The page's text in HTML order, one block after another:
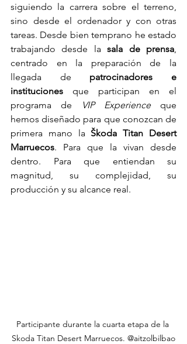
siguiendo la carrera sobre el terreno,
sino desde el ordenador y con otras
tareas. Desde bien temprano he estado
trabajando desde la sala de prensa,
centrado en la preparación de la
llegada de patrocinadores e
instituciones que participan en el
programa de
VIP Experience que
hemos diseñado para que conozcan de
primera mano la Škoda Titan Desert
Marruecos. Para que la vivan desde
dentro. Para que entiendan su
magnitud, su complejidad, su
producción y su alcance real.
Participante durante la cuarta etapa de la
Skoda Titan Desert Marruecos. @aitzolbilbao